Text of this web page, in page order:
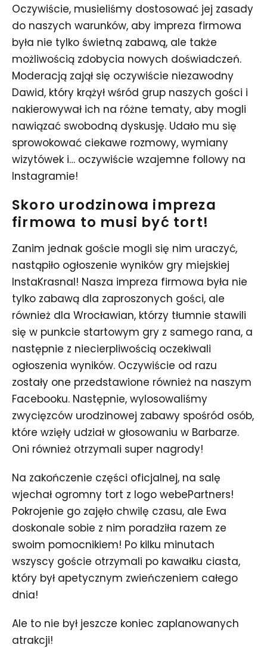
Oczywiście, musieliśmy dostosować jej zasady
do naszych warunków, aby impreza firmowa
była nie tylko świetną zabawą, ale także
możliwością zdobycia nowych doświadczeń.
Moderacją zajął się oczywiście niezawodny
Dawid, który krążył wśród grup naszych gości i
nakierowywał ich na różne tematy, aby mogli
nawiązać swobodną dyskusję. Udało mu się
sprowokować ciekawe rozmowy, wymiany
wizytówek i… oczywiście wzajemne followy na
Instagramie!
Skoro urodzinowa impreza
firmowa to musi być tort!
Zanim jednak goście mogli się nim uraczyć,
nastąpiło ogłoszenie wyników gry miejskiej
InstaKrasnal! Nasza impreza firmowa była nie
tylko zabawą dla zaproszonych gości, ale
również dla Wrocławian, którzy tłumnie stawili
się w punkcie startowym gry z samego rana, a
następnie z niecierpliwością oczekiwali
ogłoszenia wyników. Oczywiście od razu
zostały one przedstawione również na naszym
Facebooku. Następnie, wylosowaliśmy
zwycięzców urodzinowej zabawy spośród osób,
które wzięły udział w głosowaniu w Barbarze.
Oni również otrzymali super nagrody!
Na zakończenie części oficjalnej, na salę
wjechał ogromny tort z logo webePartners!
Pokrojenie go zajęło chwilę czasu, ale Ewa
doskonale sobie z nim poradziła razem ze
swoim pomocnikiem! Po kilku minutach
wszyscy goście otrzymali po kawałku ciasta,
który był apetycznym zwieńczeniem całego
dnia!
Ale to nie był jeszcze koniec zaplanowanych
atrakcji!